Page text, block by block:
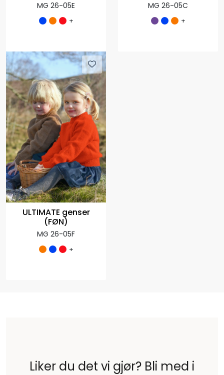
MG 26-05E
+
MG 26-05C
+
ULTIMATE genser
(FØN)
MG 26-05F
+
Liker du det vi gjør? Bli med i